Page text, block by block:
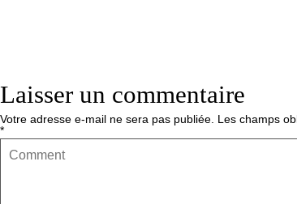
Laisser un commentaire
Votre adresse e-mail ne sera pas publiée. Les champs
*